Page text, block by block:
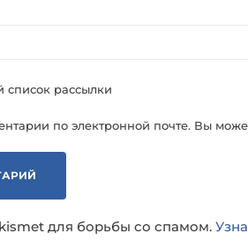
список рассылки
по электронной почте. Вы
для борьбы со спамом.